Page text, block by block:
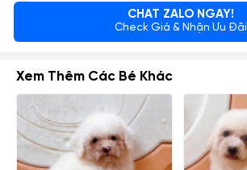
CHAT ZALO NGAY!
Check Giá & Nhận Ưu Đãi
Xem Thêm Các Bé Khác